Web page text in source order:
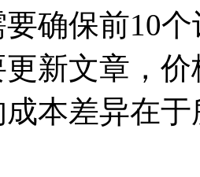
确保前10
新文章，
本差异在